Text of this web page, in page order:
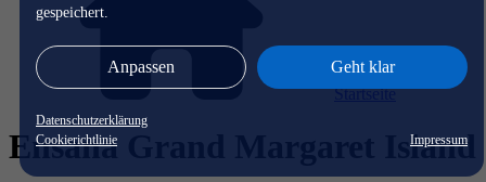
gespeichert.
Anpassen Geht klar
Datenschutzerklärung
Cookierichtlinie
Impressum
Startseite
Ensana Grand Margaret Island